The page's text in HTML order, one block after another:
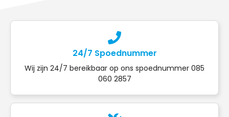
24/7 Spoednummer
Wij zijn 24/7 bereikbaar op ons spoednummer 085
060 2857